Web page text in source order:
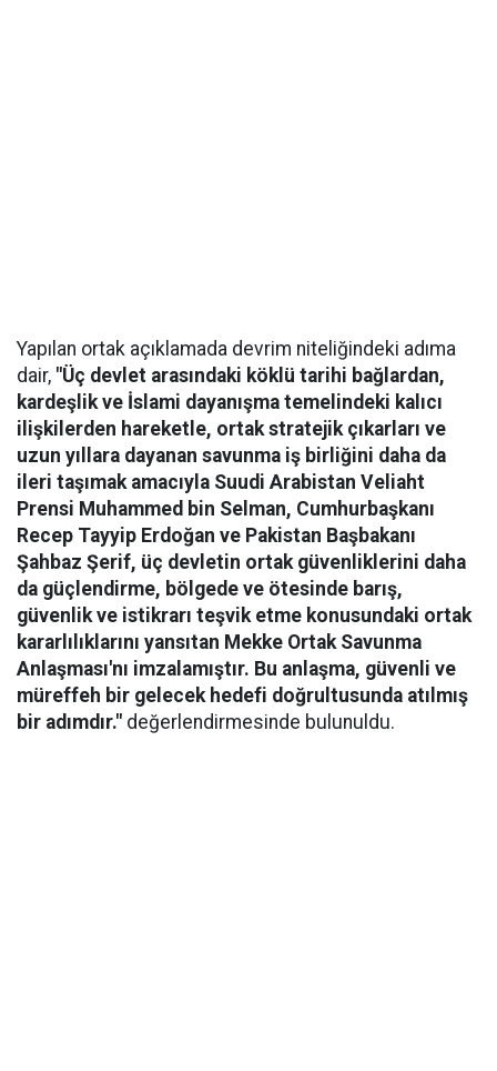
Yapılan ortak açıklamada devrim niteliğindeki adıma
dair, "Üç devlet arasındaki köklü tarihi bağlardan,
kardeşlik ve İslami dayanışma temelindeki kalıcı
ilişkilerden hareketle, ortak stratejik çıkarları ve
uzun yıllara dayanan savunma iş birliğini daha da
ileri taşımak amacıyla Suudi Arabistan Veliaht
Prensi Muhammed bin Selman, Cumhurbaşkanı
Recep Tayyip Erdoğan ve Pakistan Başbakanı
Şahbaz Şerif, üç devletin ortak güvenliklerini daha
da güçlendirme, bölgede ve ötesinde barış,
güvenlik ve istikrarı teşvik etme konusundaki ortak
kararlılıklarını yansıtan Mekke Ortak Savunma
Anlaşması'nı imzalamıştır. Bu anlaşma, güvenli ve
müreffeh bir gelecek hedefi doğrultusunda atılmış
bir adımdır." değerlendirmesinde bulunuldu.